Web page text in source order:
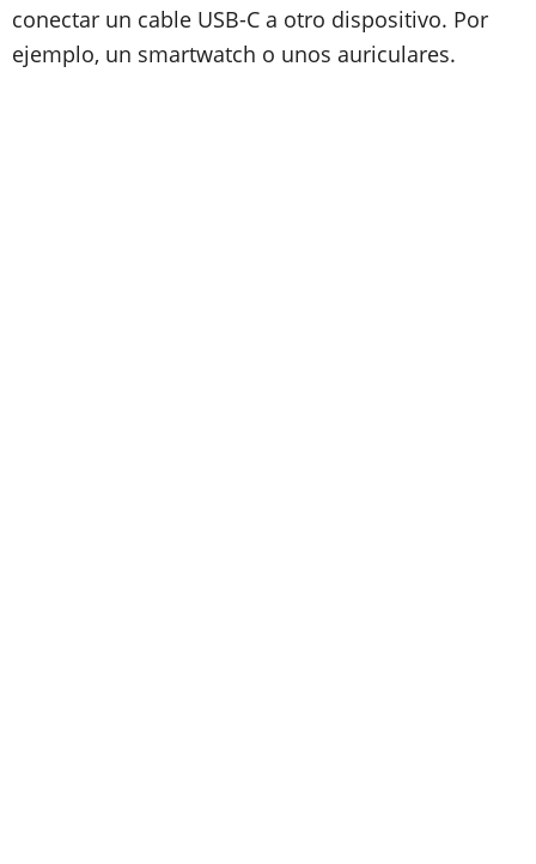
conectar un cable USB-C a otro dispositivo. Por
ejemplo, un smartwatch o unos auriculares.